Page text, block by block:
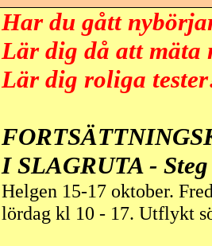
Har du gått
Lär dig då att mäta
Lär dig roliga
I SLAGRUTA -
Helgen 15-17 oktober.
lördag kl 10 - 17. Utflykt